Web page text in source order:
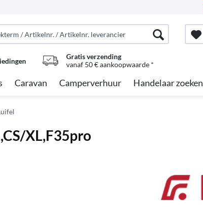
Gratis verzending
vanaf 50 € aankoopwaarde *
Caravan Camperverhuur Handelaar zoeken
XL,F35pro